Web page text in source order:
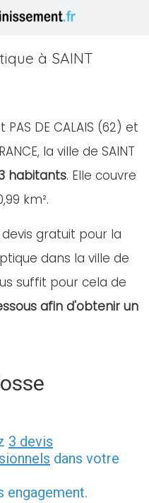
à SAINT
DE CALAIS (62) et
la ville de SAINT
habitants. Elle couvre
km².
gratuit pour la
dans la ville de
suffit pour cela de
afin d'obtenir un
3 devis
dans votre
engagement.